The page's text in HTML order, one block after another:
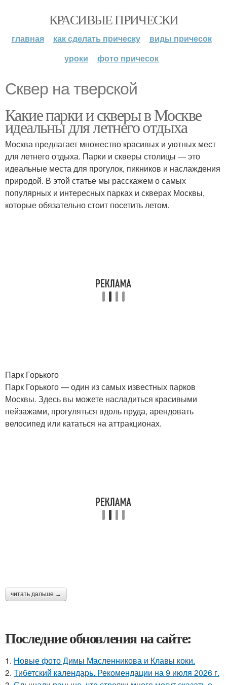
КРАСИВЫЕ ПРИЧЕСКИ
главная как сделать прическу
виды причесок
уроки
фото причесок
Сквер на тверской
Какие парки и скверы в Москве
идеальны для летнего отдыха
Москва предлагает множество красивых и уютных мест
для летнего отдыха. Парки и скверы столицы — это
идеальные места для прогулок, пикников и наслаждения
природой. В этой статье мы расскажем о самых
популярных и интересных парках и скверах Москвы,
которые обязательно стоит посетить летом.
Парк Горького
Парк Горького — один из самых известных парков
Москвы. Здесь вы можете насладиться красивыми
пейзажами, прогуляться вдоль пруда, арендовать
велосипед или кататься на аттракционах.
читать дальше →
Последние обновления на сайте:
1. Новые фото Димы Масленникова и Клавы коки.
2. Тибетский календарь. Рекомендации на 9 июля 2026 г.